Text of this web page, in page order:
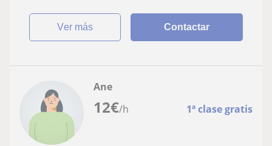
ver más Contactar
12€/h 1ª clase gratis
Ane